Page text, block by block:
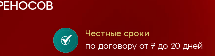
Честные сроки
по договору от 7 до 20 дней